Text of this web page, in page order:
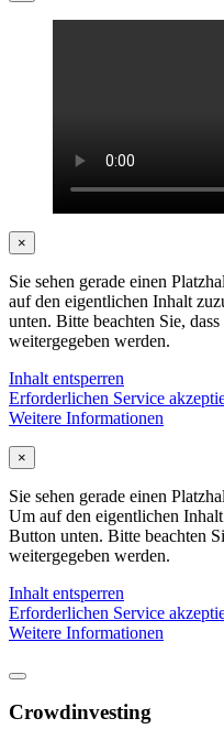
×
Sie sehen gerade einen
auf den eigentlichen Inhalt
unten. Bitte beachten Sie,
weitergegeben werden.
Inhalt entsperren
Erforderlichen Service
Weitere Informationen
×
Sie sehen gerade einen
Um auf den eigentlichen
Button unten. Bitte beachten
weitergegeben werden.
Inhalt entsperren
Erforderlichen Service
Weitere Informationen
Crowdinvesting